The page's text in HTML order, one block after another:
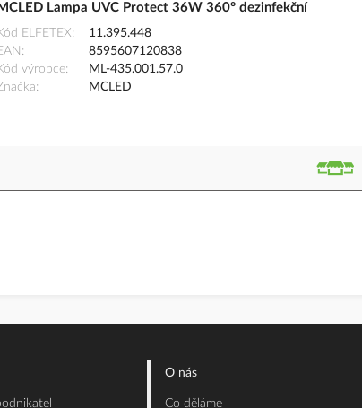
MCLED Lampa UVC Protect 36W 360° dezinfekční
ELFETEX
11.395.448
8595607120838
výrobce
ML-435.001.57.0
MCLED
O nás
Co děláme